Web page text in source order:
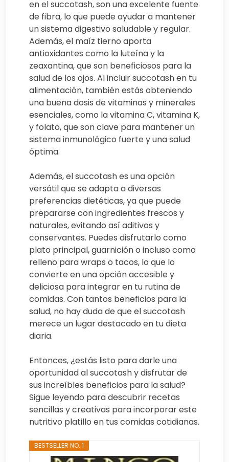
en el succotash, son una excelente fuente
de fibra, lo que puede ayudar a mantener
un sistema digestivo saludable y regular.
Además, el maíz tierno aporta
antioxidantes como la luteína y la
zeaxantina, que son beneficiosos para la
salud de los ojos. Al incluir succotash en tu
alimentación, también estás obteniendo
una buena dosis de vitaminas y minerales
esenciales, como la vitamina C, vitamina K,
y folato, que son clave para mantener un
sistema inmunológico fuerte y una salud
óptima.
Además, el succotash es una opción
versátil que se adapta a diversas
preferencias dietéticas, ya que puede
prepararse con ingredientes frescos y
naturales, evitando así aditivos y
conservantes. Puedes disfrutarlo como
plato principal, guarnición o incluso como
relleno para wraps o tacos, lo que lo
convierte en una opción accesible y
deliciosa para integrar en tu rutina de
comidas. Con tantos beneficios para la
salud, no hay duda de que el succotash
merece un lugar destacado en tu dieta
diaria.
Entonces, ¿estás listo para darle una
oportunidad al succotash y disfrutar de
sus increíbles beneficios para la salud?
Sigue leyendo para descubrir recetas
sencillas y creativas para incorporar este
nutritivo platillo en tus comidas cotidianas.
BESTSELLER NO. 1